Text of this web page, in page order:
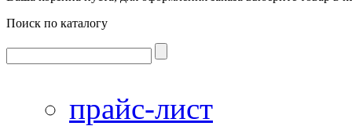
Поиск по каталогу
прайс-лист